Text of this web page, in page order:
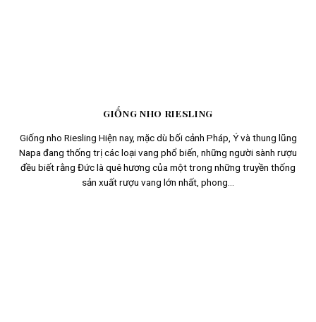
GIỐNG NHO RIESLING
Giống nho Riesling Hiện nay, mặc dù bối cảnh Pháp, Ý và thung lũng
Napa đang thống trị các loại vang phổ biến, những người sành rượu
đều biết rằng Đức là quê hương của một trong những truyền thống
sản xuất rượu vang lớn nhất, phong...